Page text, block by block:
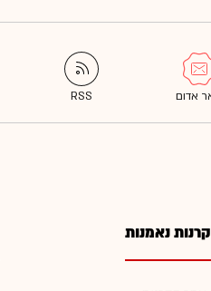
קרנות נאמנות